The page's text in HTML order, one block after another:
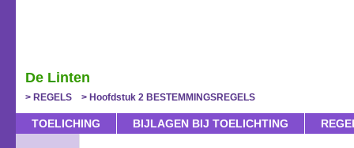
De Linten
REGELS Hoofdstuk 2 BESTEMMINGSREGELS
TOELICHING BIJLAGEN BIJ TOELICHTING